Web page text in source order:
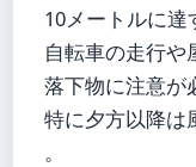
10メートルに達
自転車の走行や
落下物に注意が
特に夕方以降は
。